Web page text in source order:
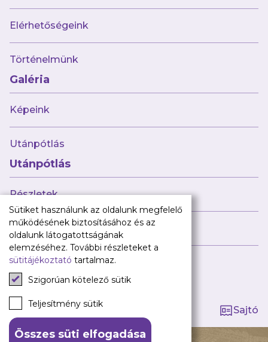
Elérhetőségeink
Történelmünk
Galéria
Képeink
Utánpótlás
Utánpótlás
Részletek
Híreink
Tagság kezelése
Sajtó
Csapataink
Galéria
Utánpótlás
Babaváró
ajándékcsomag
Újpest FC
TAO
Klub infó
Sajtó
Press Kit
Újpest FC Shop
Digitális felületeink
Facebook
Instagram
Tiktok
Youtube
Spotify
Sütiket használunk az oldalunk megfelelő
működésének biztosításához és az
oldalunk látogatottságának
elemzéséhez. További részleteket a
sütitájékoztató tartalmaz.
Szigorúan kötelező sütik
Teljesítmény sütik
Összes süti elfogadása